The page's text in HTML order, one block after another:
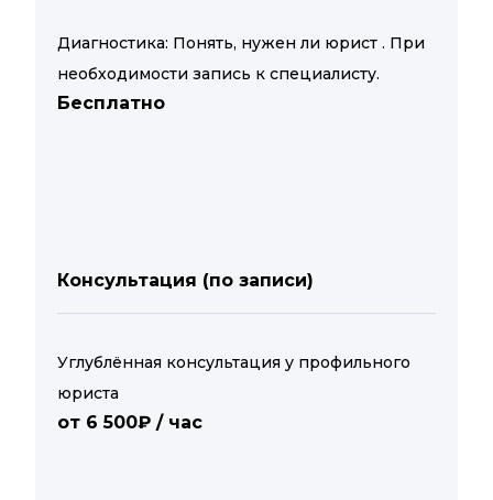
Диагностика: Понять, нужен ли юрист . При
необходимости запись к специалисту.
Бесплатно
Консультация (по записи)
Углублённая консультация у профильного
юриста
от 6 500₽ / час